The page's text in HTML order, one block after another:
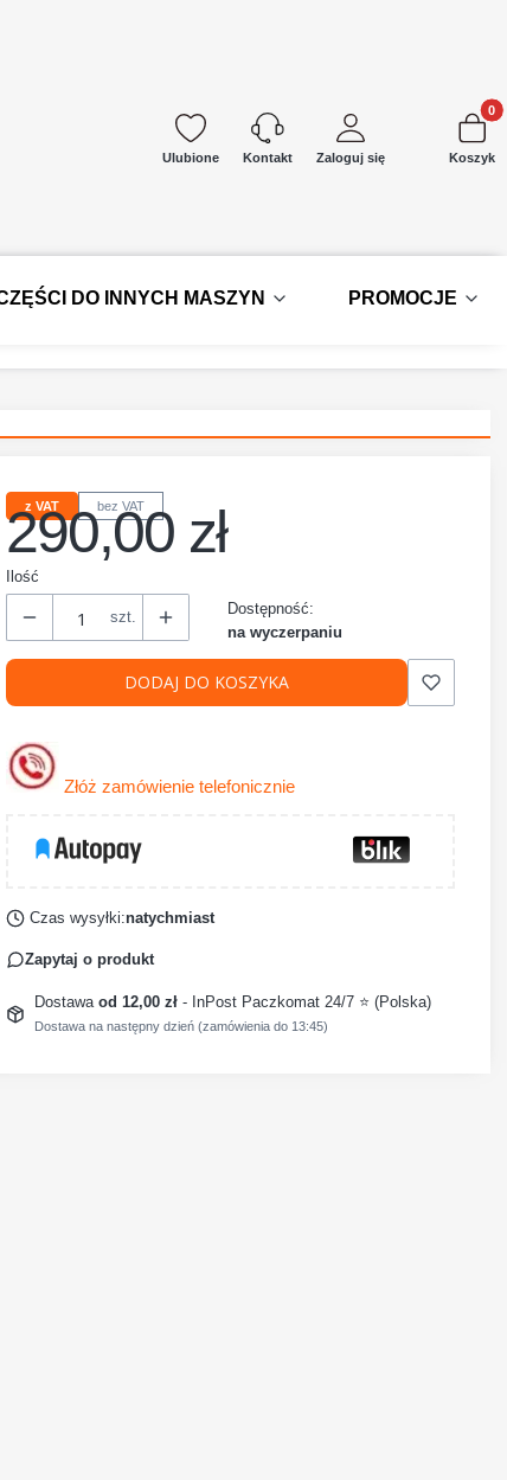
Ulubione Kontakt Zaloguj się Koszyk
DO INNYCH MASZYN PROMOCJE
z VAT bez VAT
Cena
290,00 zł
Ilość
szt.
Dostępność:
na wyczerpaniu
DODAJ DO KOSZYKA
Złóż zamówienie telefonicznie
Czas wysyłki:natychmiast
Zapytaj o produkt
Dostawa od 12,00 zł - InPost Paczkomat 24/7 ⭐ (Polska)
Dostawa na następny dzień (zamówienia do 13:45)